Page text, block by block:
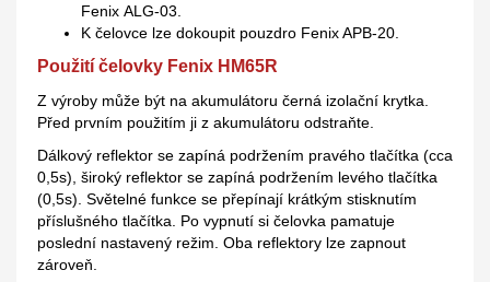
Fenix ALG-03.
K čelovce lze dokoupit pouzdro Fenix APB-20.
Použití čelovky Fenix HM65R
Z výroby může být na akumulátoru černá izolační krytka.
Před prvním použitím ji z akumulátoru odstraňte.
Dálkový reflektor se zapíná podržením pravého tlačítka (cca
0,5s), široký reflektor se zapíná podržením levého tlačítka
(0,5s). Světelné funkce se přepínají krátkým stisknutím
příslušného tlačítka. Po vypnutí si čelovka pamatuje
poslední nastavený režim. Oba reflektory lze zapnout
zároveň.